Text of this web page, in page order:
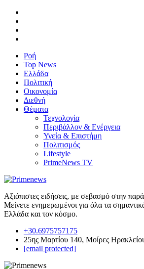
Ροή
Top News
Ελλάδα
Πολιτική
Οικονομία
Διεθνή
Θέματα
Τεχνολογία
Περιβάλλον & Ενέργεια
Υγεία & Επιστήμη
Πολιτισμός
Lifestyle
PrimeNews TV
Αξιόπιστες ειδήσεις, με σεβασμό στην
Μείνετε ενημερωμένοι για όλα τα
Ελλάδα και τον κόσμο.
+30.6975757175
25ης Μαρτίου 140, Μοίρες
[email protected]